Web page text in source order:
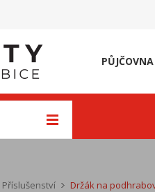
PŮJČOVNA
Příslušenství Držák na